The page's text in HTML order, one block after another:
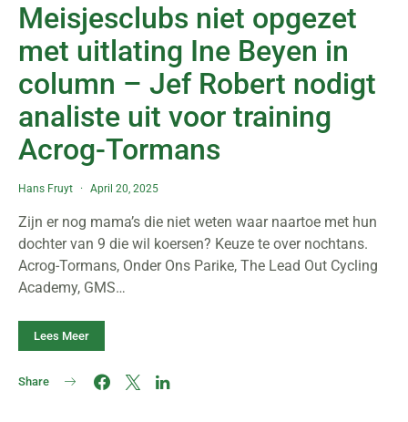
Meisjesclubs niet opgezet
met uitlating Ine Beyen in
column – Jef Robert nodigt
analiste uit voor training
Acrog-Tormans
Hans Fruyt April 20, 2025
Zijn er nog mama’s die niet weten waar naartoe met hun
dochter van 9 die wil koersen? Keuze te over nochtans.
Acrog-Tormans, Onder Ons Parike, The Lead Out Cycling
Academy, GMS…
Lees Meer
Share